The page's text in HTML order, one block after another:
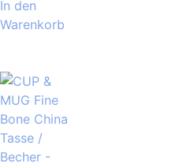
In den
Warenkorb